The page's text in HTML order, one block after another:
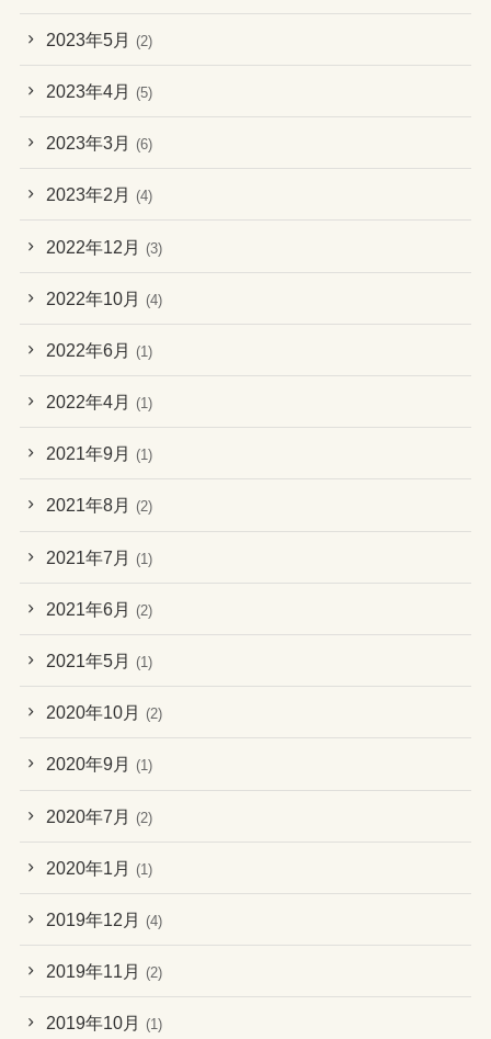
2023年5月 (2)
2023年4月 (5)
2023年3月 (6)
2023年2月 (4)
2022年12月 (3)
2022年10月 (4)
2022年6月 (1)
2022年4月 (1)
2021年9月 (1)
2021年8月 (2)
2021年7月 (1)
2021年6月 (2)
2021年5月 (1)
2020年10月 (2)
2020年9月 (1)
2020年7月 (2)
2020年1月 (1)
2019年12月 (4)
2019年11月 (2)
2019年10月 (1)